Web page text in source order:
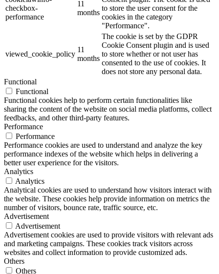
checkbox-
performance
11
months
to store the user consent for the
cookies in the category
"Performance".
viewed_cookie_policy
11
months
The cookie is set by the GDPR
Cookie Consent plugin and is used
to store whether or not user has
consented to the use of cookies. It
does not store any personal data.
Functional
Functional
Functional cookies help to perform certain functionalities like
sharing the content of the website on social media platforms, collect
feedbacks, and other third-party features.
Performance
Performance
Performance cookies are used to understand and analyze the key
performance indexes of the website which helps in delivering a
better user experience for the visitors.
Analytics
Analytics
Analytical cookies are used to understand how visitors interact with
the website. These cookies help provide information on metrics the
number of visitors, bounce rate, traffic source, etc.
Advertisement
Advertisement
Advertisement cookies are used to provide visitors with relevant ads
and marketing campaigns. These cookies track visitors across
websites and collect information to provide customized ads.
Others
Others